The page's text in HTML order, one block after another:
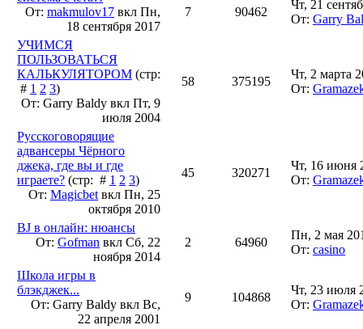
От: makmulov17 вкл Пн,
18 сентября 2017
7 90462
Чт, 21
От: Garry
УЧИМСЯ
ПОЛЬЗОВАТЬСЯ
КАЛЬКУЛЯТОРОМ (стр:
# 1 2 3)
От: Garry Baldy вкл Пт, 9
июля 2004
58 375195
Чт, 2 марта
От:
Русскоговорящие
адвансеры Чёрного
джека, где вы и где
играете? (стр: # 1 2 3)
От: Magicbet вкл Пн, 25
октября 2010
45 320271
Чт, 16 июня
От:
BJ в онлайн: нюансы
От: Gofman вкл Сб, 22
ноября 2014
2 64960
Пн, 2 мая
От: casino
Школа игры в
блэкджек...
От: Garry Baldy вкл Вс,
22 апреля 2001
9 104868
Чт, 23 июля
От: